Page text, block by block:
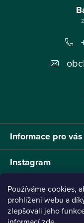
Používáme cookies,
prohlížení webu a
zlepšovali jeho
Informace pro vás
Instagram
Tento projekt byl
zaměřený na inovaci webu a